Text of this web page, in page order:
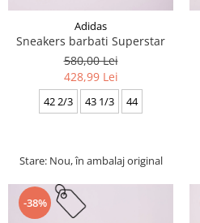
Adidas
Sneakers barbati Superstar
580,00 Lei
428,99 Lei
42 2/3 43 1/3 44
Stare: Nou, în ambalaj original
-38%